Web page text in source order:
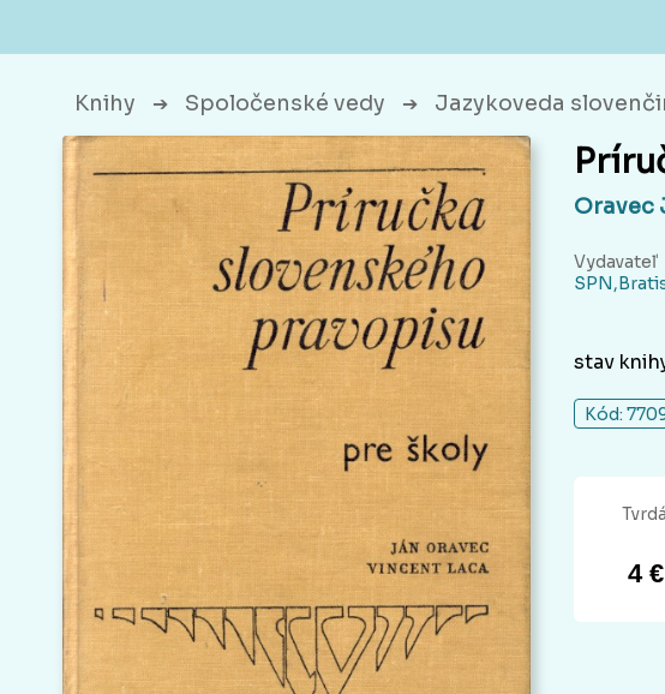
Knihy ➔ Spoločenské vedy ➔ Jazykoveda
Oravec
Vydavateľ
stav
Kód:
Tvrdá
4 €